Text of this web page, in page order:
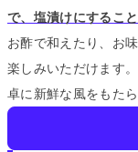
で、塩漬けにするこ
お酢で和えたり、お
楽しみいただけます。
卓に新鮮な風をもた